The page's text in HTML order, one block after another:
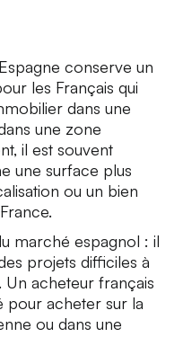
conserve un
les Français qui
dans une
une zone
il est souvent
une surface plus
ou un bien
marché espagnol : il
projets difficiles à
Un acheteur français
pour acheter sur la
ou dans une